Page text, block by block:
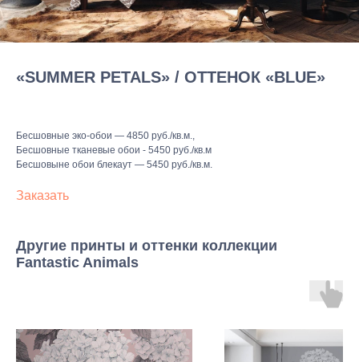
«SUMMER PETALS» / ОТТЕНОК «BLUE»
Бесшовные эко-обои — 4850 руб./кв.м.,
Бесшовные тканевые обои - 5450 руб./кв.м
Бесшовыне обои блекаут — 5450 руб./кв.м.
Заказать
Другие принты и оттенки коллекции
Fantastic Animals